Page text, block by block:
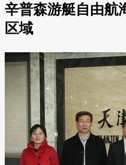
辛普森游艇自由航
区域